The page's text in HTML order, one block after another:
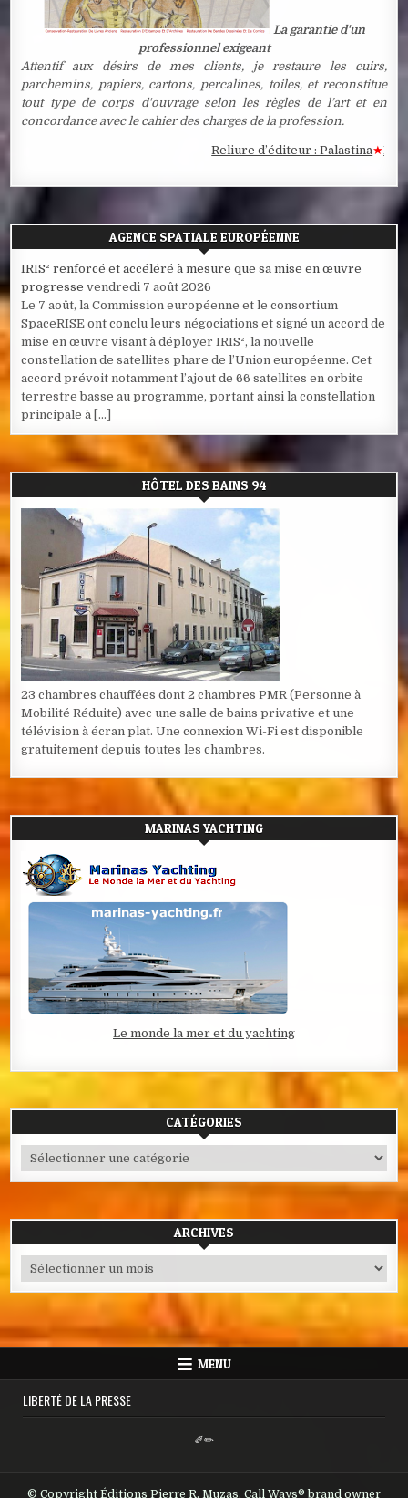
La garantie d'un
professionnel exigeant
Attentif aux désirs de mes clients, je restaure les cuirs,
parchemins, papiers, cartons, percalines, toiles, et reconstitue
tout type de corps d'ouvrage selon les règles de l’art et en
concordance avec le cahier des charges de la profession.
Reliure d’éditeur : Palastina★
AGENCE SPATIALE EUROPÉENNE
IRIS² renforcé et accéléré à mesure que sa mise en œuvre
progresse vendredi 7 août 2026
Le 7 août, la Commission européenne et le consortium
SpaceRISE ont conclu leurs négociations et signé un accord de
mise en œuvre visant à déployer IRIS², la nouvelle
constellation de satellites phare de l’Union européenne. Cet
accord prévoit notamment l’ajout de 66 satellites en orbite
terrestre basse au programme, portant ainsi la constellation
principale à […]
HÔTEL DES BAINS 94
23 chambres chauffées dont 2 chambres PMR (Personne à
Mobilité Réduite) avec une salle de bains privative et une
télévision à écran plat. Une connexion Wi-Fi est disponible
gratuitement depuis toutes les chambres.
MARINAS YACHTING
Le monde la mer et du yachting
CATÉGORIES
Catégories
ARCHIVES
Archives
MENU
LIBERTÉ DE LA PRESSE
✐✏
© Copyright Éditions Pierre R. Muzas, Call Ways® brand owner